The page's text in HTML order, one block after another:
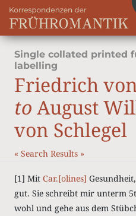
Single collated printed
labelling
Friedrich
to August
von Schlegel
« Search Results »
[1] Mit Car.[olines]
gut. Sie schreibt mir unterm
wohl und gehe aus dem